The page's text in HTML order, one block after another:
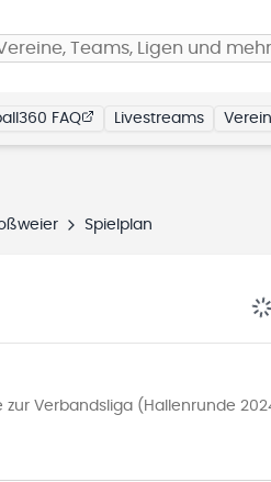
Teams, Ligen und
FAQ Livestreams
Spielplan
Verbandsliga (Hallenrunde